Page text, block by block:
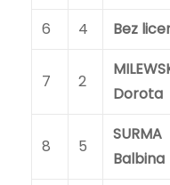
6 4 Bez
7 2
Dorota
8 5
SURMA
Balbina